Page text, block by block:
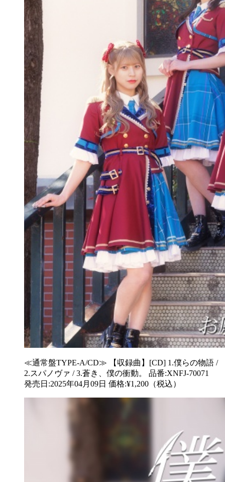
≪通常盤TYPE-A/CD≫ 【収録曲】[CD] 1.僕らの物語 /
2.スパノヴァ / 3.蒼き、僕の衝動。 品番:XNFJ-70071
発売日:2025年04月09日 価格:¥1,200（税込）